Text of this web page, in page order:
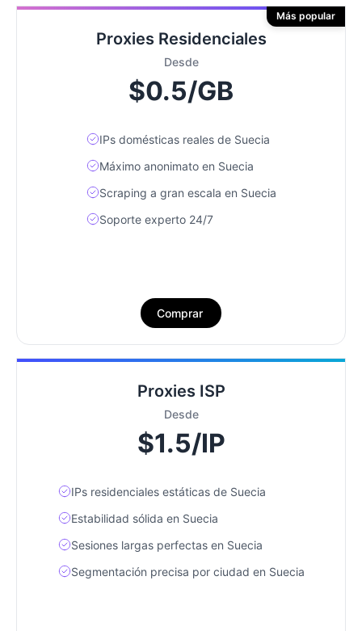
Proxies Residenciales
Desde
$0.5/GB
IPs domésticas reales de Suecia
Máximo anonimato en Suecia
Scraping a gran escala en Suecia
Soporte experto 24/7
Más popular
Comprar
Proxies ISP
Desde
$1.5/IP
IPs residenciales estáticas de Suecia
Estabilidad sólida en Suecia
Sesiones largas perfectas en Suecia
Segmentación precisa por ciudad en Suecia